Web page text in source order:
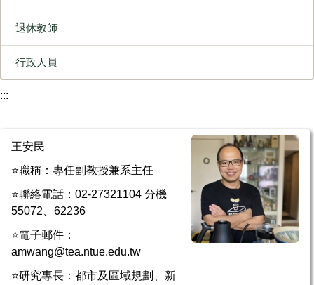
退休教師
行政人員
:::
王安民
⭐職稱：專任副教授兼系主任
⭐聯絡電話：02-27321104 分機
55072、62236
⭐電子郵件：
amwang@tea.ntue.edu.tw
⭐研究專長：都市及區域規劃、新